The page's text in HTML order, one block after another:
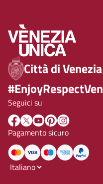
Città di Venezia
Seguici su
Pagamento sicuro